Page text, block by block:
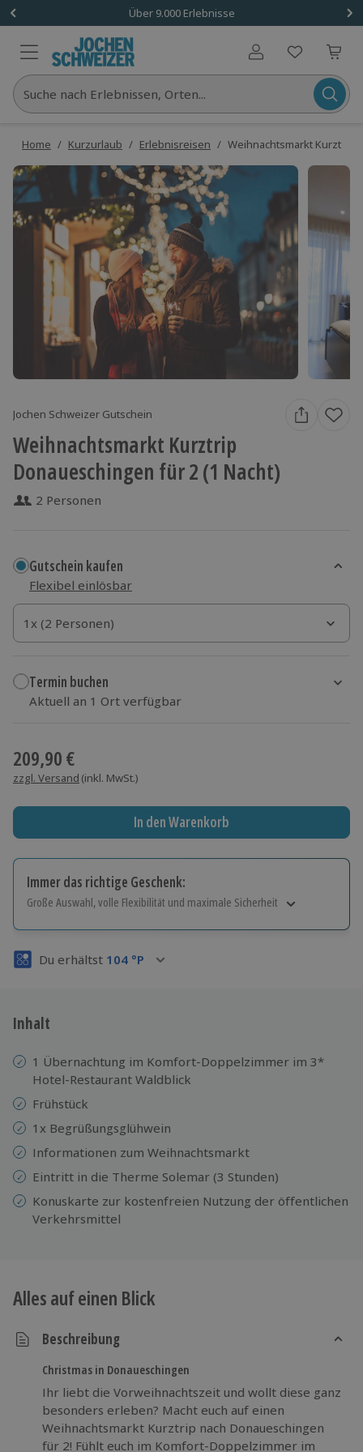
Über 9.000 Erlebnisse
Benutzerkonto
Suche nach Erlebnissen, Orten...
Home / Kurzurlaub / Erlebnisreisen / Weihnachtsmarkt Kurztrip
Jochen Schweizer Gutschein
Weihnachtsmarkt Kurztrip
Donaueschingen für 2 (1 Nacht)
2 Personen
Gutschein kaufen
Flexibel einlösbar
1x (2 Personen)
1x (2 Personen)
1x (2 Personen)
Termin buchen
Aktuell an 1 Ort verfügbar
209,90 €
zzgl. Versand (inkl. MwSt.)
In den Warenkorb
Immer das richtige Geschenk:
Große Auswahl, volle Flexibilität und maximale Sicherheit
Volle Flexibilität
3 Jahre gültig & verlängerbar.
Du erhältst 104 °P
Inhalt
1 Übernachtung im Komfort-Doppelzimmer im 3*
Hotel-Restaurant Waldblick
Frühstück
1x Begrüßungsglühwein
Informationen zum Weihnachtsmarkt
Eintritt in die Therme Solemar (3 Stunden)
Konuskarte zur kostenfreien Nutzung der öffentlichen
Verkehrsmittel
Alles auf einen Blick
Beschreibung
Christmas in Donaueschingen
Ihr liebt die Vorweihnachtszeit und wollt diese ganz
besonders erleben? Macht euch auf einen
Weihnachtsmarkt Kurztrip nach Donaueschingen
für 2! Fühlt euch im Komfort-Doppelzimmer im